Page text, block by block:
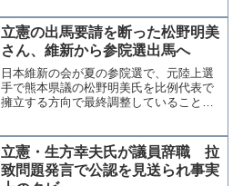
る。参考：羽田元首相のおい、衆院長野
３区出馬へ - 産経...
立憲の出馬要請を断った松野明美
さん、維新から参院選出馬へ
日本維新の会が夏の参院選で、元陸上選
手で熊本県議の松野明美氏を比例代表で
擁立する方向で最終調整していることが
れていたが、野党統一候補という政治的
な色が支持者の理解を得ら...
立憲・生方幸夫氏が議員辞職 拉
致問題発言で公認を見送られ事実